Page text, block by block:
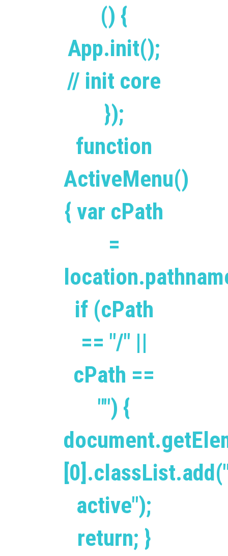
() {
App.init();
// init core
});
function
ActiveMenu()
{ var cPath
=
if (cPath
== "/" ||
cPath ==
"") {
active");
return; }